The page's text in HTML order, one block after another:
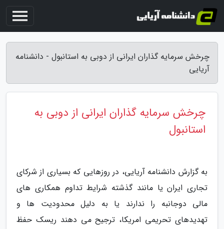
چرخش سرمایه گذاران ایرانی از دوبی به استانبول - دانشنامه
آریایی
چرخش سرمایه گذاران ایرانی از دوبی به
استانبول
به گزارش دانشنامه آریایی، در روزهایی که بسیاری از شرکای
تجاری ایران یا مانند گذشته شرایط تداوم همکاری های
مالی دوجانبه را ندارند یا به دلیل محدودیت ها و
تهدیدهای تحریمی امریکا، ترجیح می دهند ریسک حفظ